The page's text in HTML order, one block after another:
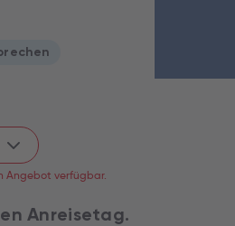
Angebot verfügbar.
Anreisetag.